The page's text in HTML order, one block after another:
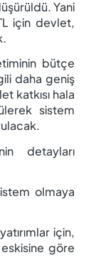
Yani
için devlet,
bütçe
daha geniş
katkısı hala
sistem
detayları
olmaya
için,
göre